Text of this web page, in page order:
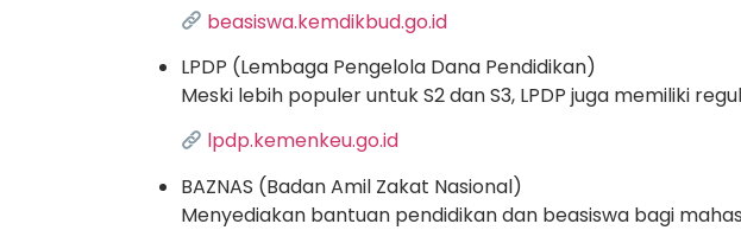
beasiswa.kemdikbud.go.id
LPDP (Lembaga Pengelola Dana Pendidikan)
Meski lebih populer untuk S2 dan S3, LPDP juga memiliki
lpdp.kemenkeu.go.id
BAZNAS (Badan Amil Zakat Nasional)
Menyediakan bantuan pendidikan dan beasiswa bagi